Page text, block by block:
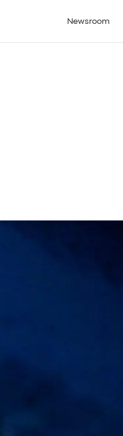
Newsroom